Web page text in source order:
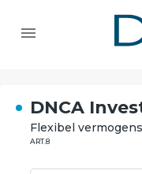
DNCA
Flexibel
ART.8